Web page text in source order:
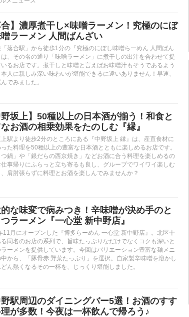
合】濃厚煮干し×味噌ラーメン！究極のにぼ
噌ラーメン 人間ばんざい
「落合駅」から徒歩1分の『究極のにぼし味噌らーめん 人間ばん
は、その名の通り「味噌ラーメン」に煮干しの出汁を合わせて提
るお店です。煮干しと味噌と言えばお味噌汁もそうであるよう
人に親しみ深い味わいが堪能できるに違いありません！早速、
でみました。
野坂上】50種以上の日本酒が揃う！和食と
お酒の相乗効果をたのしむ『縁』
駅より徒歩2分のところにある『中野坂上 縁』は、産直食材に
った料理を50種以上の豊富な日本酒とともに楽しめるお店です。
つ鍋」や「銀だらの西京焼き」などお酒に合う料理を楽しめるの
仕事帰りにふらっと立ち寄るも良し、グループでワイワイ楽しむ
、肩肘張らずに料理とお酒を楽しんでみませんか？
な味変で病みつき！辛味噌が決め手のと
ラーメン『一心堂 新中野店』
11月にオープンした『博多らーめん 一心堂 新中野店』。北区十
同名のお店の系列で、旨味たっぷりなだけでなくコクも深いと
ラーメンを提供しています。今回はバリエーション豊富な麺メニ
中から、「豚骨赤 野菜たっぷり」を選択。自家製辛味噌を溶かし
ん熱くなるその一杯を、じっくり堪能しました。
駅周辺のダイニングバー5選！お酒のすす
が多数！今夜は一杯飲んで帰ろう♪